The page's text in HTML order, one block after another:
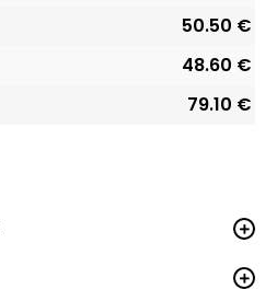
50.50 €
48.60 €
79.10 €